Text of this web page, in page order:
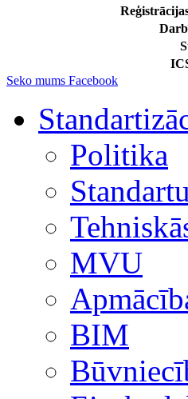
Seko mums Facebook
Politika
MVU
BIM